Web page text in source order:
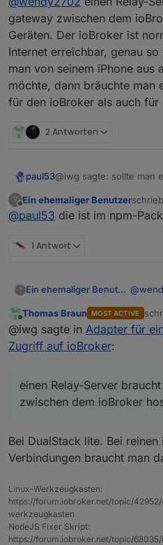
einfach
einen Relay-
Ich hatte Deinen
und nicht das du
Wieso braucht man
gateway zwischen dem
Geräten. Der ioBroker ist
Internet erreichbar, genau
man von seinem iPhone aus
möchte, dann bräuchte man
für den ioBroker als auch für
2 Antworten
paul53@iwg sagte: sollte man
Das funktioniert ohne
nicht.
?
Offline
Ein ehemaliger Benutzer
zuletzt
@paul53 die ist im npm-
1 Antwort
? Ein ehemaliger Benutzer @
dem
den
sowohl
Online
Thomas Braun MOST ACTIVE
@iwg sagte in Adapter für
Zugriff auf ioBroker:
einen Relay-Server
zwischen dem ioBroker
Bei DualStack lite. Bei
Verbindungen braucht man
Linux-Werkzeugkasten:
https://forum.iobroker.net/topic/
werkzeugkasten
NodeJS Fixer Skript:
https://forum.iobroker.net/topic/